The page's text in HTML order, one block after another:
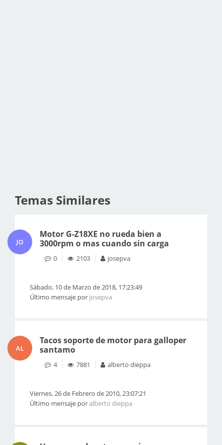
Temas Similares
JO
Motor G-Z18XE no rueda bien a
3000rpm o mas cuando sin carga
0 2103 josepva
Sábado, 10 de Marzo de 2018, 17:23:49
Último mensaje por josepva
AL
Tacos soporte de motor para galloper
santamo
4 7881 alberto dieppa
Viernes, 26 de Febrero de 2010, 23:07:21
Último mensaje poralberto dieppa